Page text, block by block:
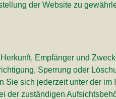
der Website zu
Empfänger und
Sperrung oder
sich jederzeit unter der
der zuständigen